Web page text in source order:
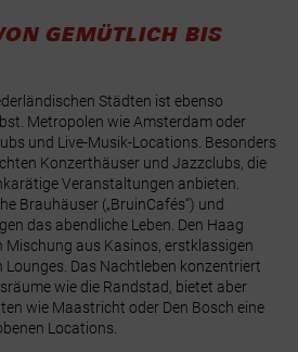
GEMÜTLICH BIS
Städten ist ebenso
Metropolen wie Amsterdam oder
und Live-Musik-Locations. Besonders
Konzerthäuser und Jazzclubs, die
Veranstaltungen anbieten.
Brauhäuser („BruinCafés“) und
das abendliche Leben. Den Haag
Mischung aus Kasinos, erstklassigen
Das Nachtleben konzentriert
wie die Randstad, bietet aber
wie Maastricht oder Den Bosch eine
Locations.